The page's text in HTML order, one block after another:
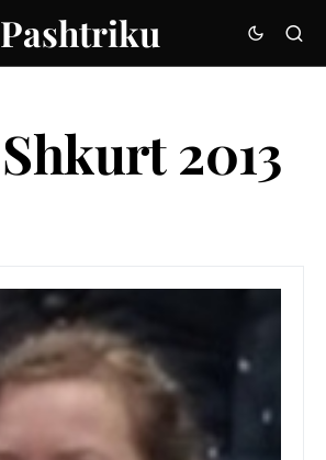
Pashtriku
Shkurt 2013